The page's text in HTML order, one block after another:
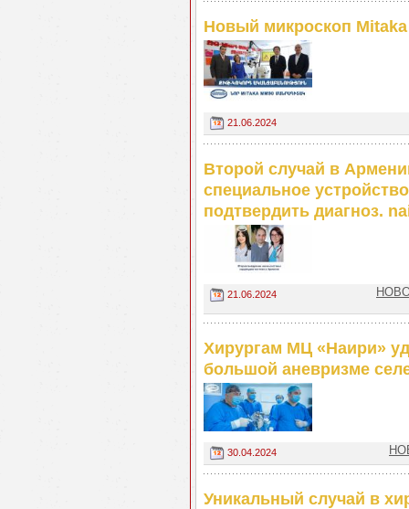
Новый микроскоп
21.06.2024
Второй случай в
специальное
подтвердить диагноз.
21.06.2024
Хирургам МЦ «Наири»
большой аневризме
30.04.2024
Уникальный случай в